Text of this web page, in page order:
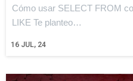
16 JUL, 24
Cómo usar SELECT FROM
LIKE Te planteo…